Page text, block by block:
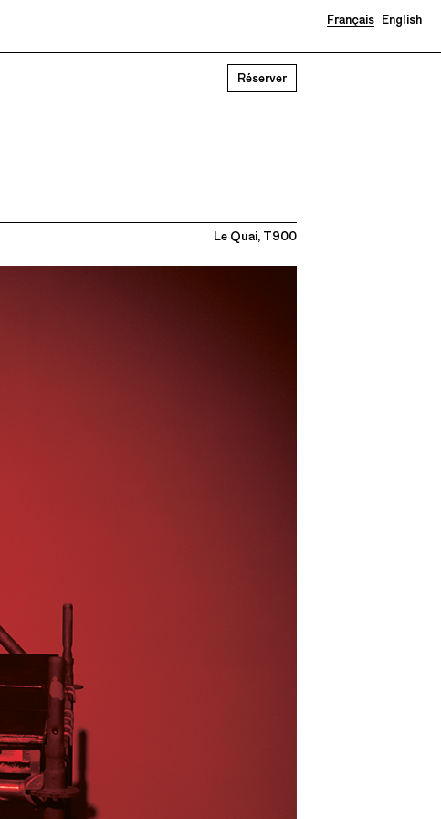
Français English
Réserver
Le Quai, T900